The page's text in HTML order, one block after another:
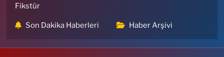
Fikstür
Son Dakika Haberleri Haber Arşivi